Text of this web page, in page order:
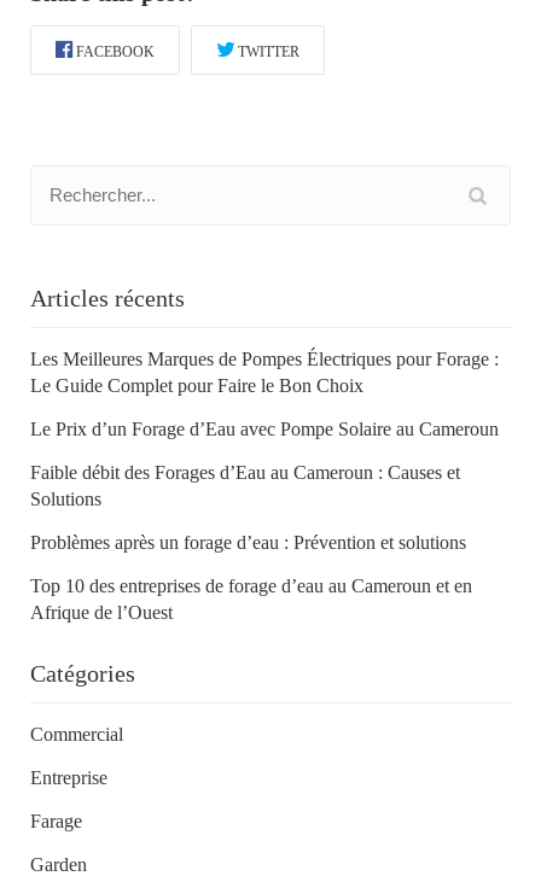
FACEBOOK TWITTER
Articles récents
Les Meilleures Marques de Pompes Électriques pour Forage :
Le Guide Complet pour Faire le Bon Choix
Le Prix d’un Forage d’Eau avec Pompe Solaire au Cameroun
Faible débit des Forages d’Eau au Cameroun : Causes et
Solutions
Problèmes après un forage d’eau : Prévention et solutions
Top 10 des entreprises de forage d’eau au Cameroun et en
Afrique de l’Ouest
Catégories
Commercial
Entreprise
Farage
Garden